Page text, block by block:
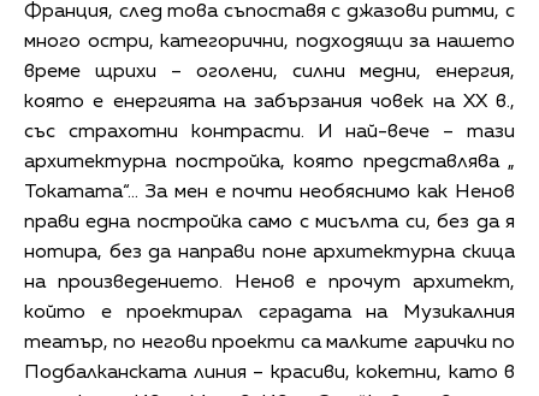
Франция, след това съпоставя с джазови ритми, с
много остри, категорични, подходящи за нашето
време щрихи – оголени, силни медни, енергия,
която е енергията на забързания човек на XX в.,
със страхотни контрасти. И най-вече – тази
архитектурна постройка, която представлява „
Токатата“... За мен е почти необяснимо как Ненов
прави една постройка само с мисълта си, без да я
нотира, без да направи поне архитектурна скица
на произведението. Ненов е прочут архитект,
който е проектирал сградата на Музикалния
театър, по негови проекти са малките гарички по
Подбалканската линия – красиви, кокетни, като в